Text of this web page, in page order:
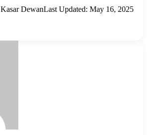
Kasar DewanLast Updated: May 16, 2025